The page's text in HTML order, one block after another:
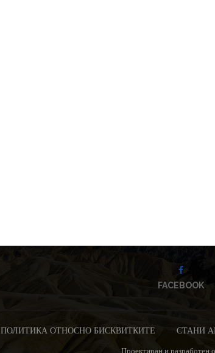
FACEBOOK
ПОЛИТИКА ОТНОСНО БИСКВИТКИТЕ СТАНИ
Проектиран и